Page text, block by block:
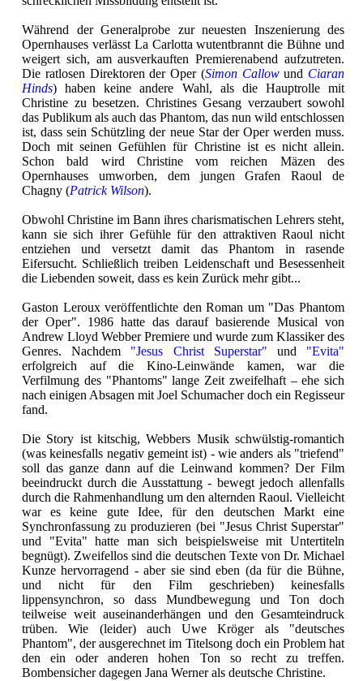
Während der Generalprobe zur neuesten Inszenierung des
Opernhauses verlässt La Carlotta wutentbrannt die Bühne und
weigert sich, am ausverkauften Premierenabend aufzutreten.
Die ratlosen Direktoren der Oper (Simon Callowund Ciaran
Hinds) haben keine andere Wahl, als die Hauptrolle mit
Christine zu besetzen. Christines Gesang verzaubert sowohl
das Publikum als auch das Phantom, das nun wild entschlossen
ist, dass sein Schützling der neue Star der Oper werden muss.
Doch mit seinen Gefühlen für Christine ist es nicht allein.
Schon bald wird Christine vom reichen Mäzen des
Opernhauses umworben, dem jungen Grafen Raoul de
Chagny (Patrick Wilson).
Obwohl Christine im Bann ihres charismatischen Lehrers steht,
kann sie sich ihrer Gefühle für den attraktiven Raoul nicht
entziehen und versetzt damit das Phantom in rasende
Eifersucht. Schließlich treiben Leidenschaft und Besessenheit
die Liebenden soweit, dass es kein Zurück mehr gibt...
Gaston Leroux veröffentlichte den Roman um "Das Phantom
der Oper". 1986 hatte das darauf basierende Musical von
Andrew Lloyd Webber Premiere und wurde zum Klassiker des
Genres. Nachdem "Jesus Christ Superstar" und "Evita"
erfolgreich auf die Kino-Leinwände kamen, war die
Verfilmung des "Phantoms" lange Zeit zweifelhaft – ehe sich
nach einigen Absagen mit Joel Schumacher doch ein Regisseur
fand.
Die Story ist kitschig, Webbers Musik schwülstig-romantich
(was keinesfalls negativ gemeint ist) - wie anders als "triefend"
soll das ganze dann auf die Leinwand kommen? Der Film
beeindruckt durch die Ausstattung - bewegt jedoch allenfalls
durch die Rahmenhandlung um den alternden Raoul. Vielleicht
war es keine gute Idee, für den deutschen Markt eine
Synchronfassung zu produzieren (bei "Jesus Christ Superstar"
und "Evita" hatte man sich beispielsweise mit Untertiteln
begnügt). Zweifellos sind die deutschen Texte von Dr. Michael
Kunze hervorragend - aber sie sind eben (da für die Bühne,
und nicht für den Film geschrieben) keinesfalls
lippensynchron, so dass Mundbewegung und Ton doch
teilweise weit auseinanderhängen und den Gesamteindruck
trüben. Wie (leider) auch Uwe Kröger als "deutsches
Phantom", der ausgerechnet im Titelsong doch ein Problem hat
den ein oder anderen hohen Ton so recht zu treffen.
Bombensicher dagegen Jana Werner als deutsche Christine.